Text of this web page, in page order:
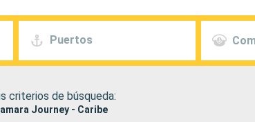
Puertos
criterios de búsqueda:
Journey - Caribe